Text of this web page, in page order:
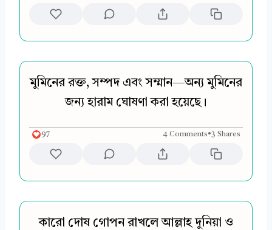
মুমিনের রক্ত, সম্পদ এবং সম্মান—অন্য মুমিনের
জন্য হারাম ঘোষণা করা হয়েছে।
97 4 Comments•3 Shares
কারো দোষ গোপন রাখলে আল্লাহ দুনিয়া ও